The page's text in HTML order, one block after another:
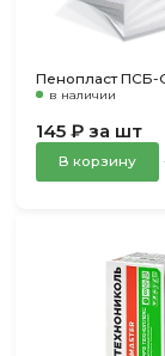
Пенопласт ПСБ-
в наличии
145 ₽ за шт
В корзину